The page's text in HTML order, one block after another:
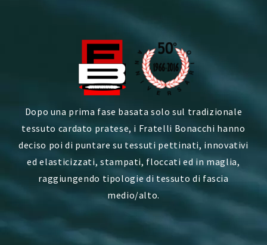
Dopo una prima fase basata solo sul tradizionale
tessuto cardato pratese, i Fratelli Bonacchi hanno
deciso poi di puntare su tessuti pettinati, innovativi
ed elasticizzati, stampati, floccati ed in maglia,
raggiungendo tipologie di tessuto di fascia
medio/alto.